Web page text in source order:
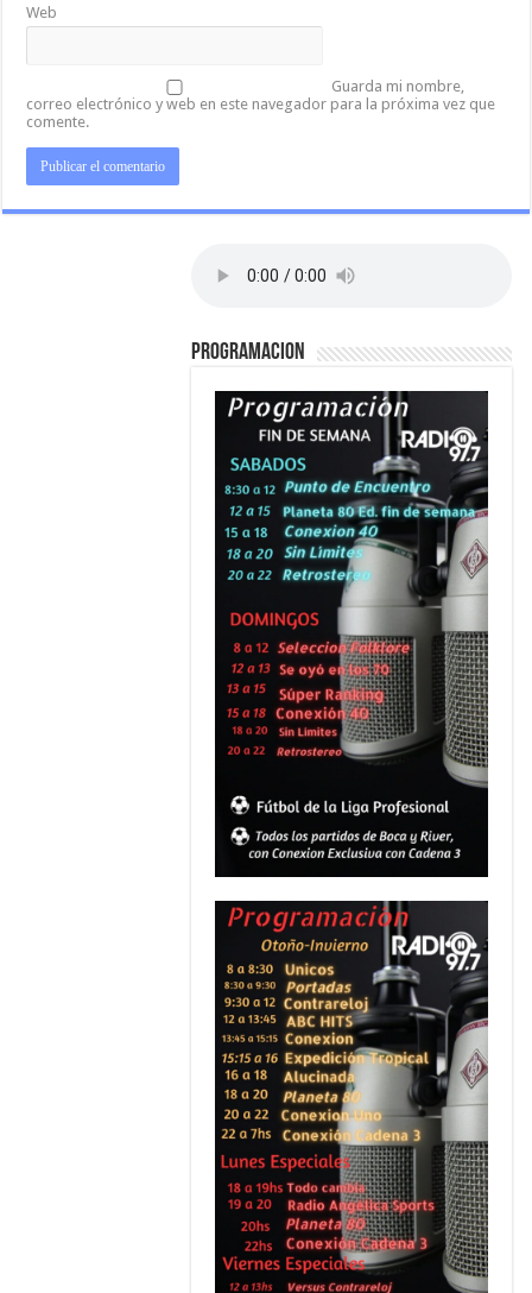
Web
Guarda mi nombre,
correo electrónico y web en este navegador para la próxima vez que
comente.
PROGRAMACION